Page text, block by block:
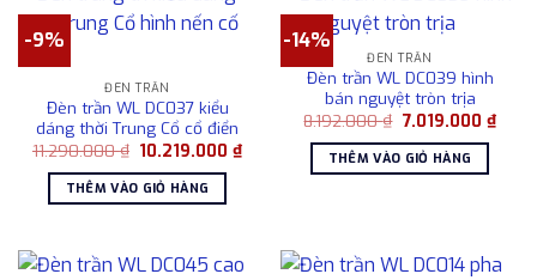
-9%
ĐÈN TRẦN
Đèn trần WL DC037 kiểu
dáng thời Trung Cổ cổ điển
11.290.000₫ Giá
là:
11.290.000 ₫.
10.219.000₫Giá
hiện
THÊM VÀO GIỎ HÀNG
-14%
ĐÈN TRẦN
Đèn trần WL DC039 hình
bán nguyệt tròn trịa
8.192.000₫ Giá
là:
8.192.000 ₫.
7.019.000 ₫Giá
hiện
THÊM VÀO GIỎ HÀNG